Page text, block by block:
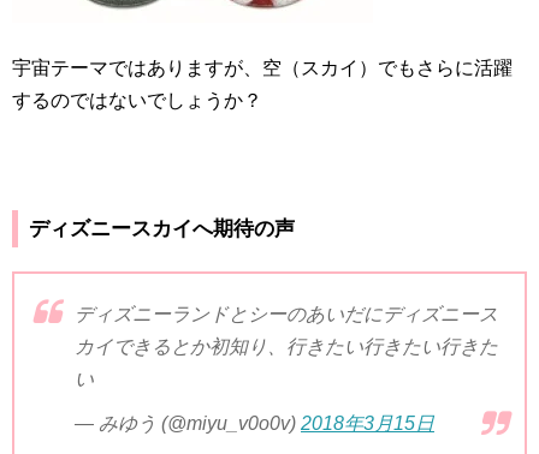
宇宙テーマではありますが、空（スカイ）でもさらに活躍
するのではないでしょうか？
ディズニースカイへ期待の声
ディズニーランドとシーのあいだにディズニース
カイできるとか初知り、行きたい行きたい行きた
い
— みゆう (@miyu_v0o0v) 2018年3月15日